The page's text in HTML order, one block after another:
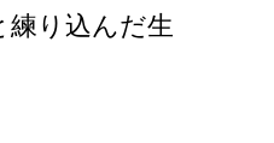
り込んだ生